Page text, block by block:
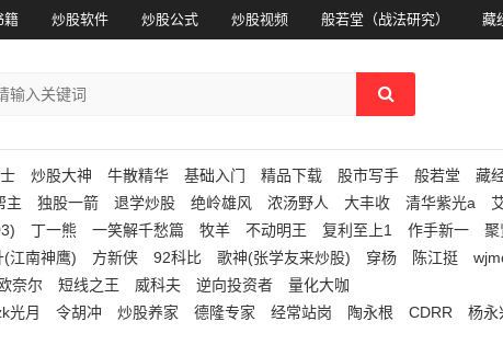
籍 炒股软件 炒股公式 炒股视频 般若堂（战法研究） 藏
炒股大神 牛散精华 基础入门 精品下载 股市写手 般若堂 藏
主 独股一箭 退学炒股 绝岭雄风 浓汤野人 大丰收 清华紫光a
丁一熊 一笑解千愁篇 牧羊 不动明王 复利至上1 作手新一 聚
(江南神鹰) 方新侠 92科比 歌神(张学友来炒股) 穿杨 陈江挺
奈尔 短线之王 威科夫 逆向投资者
量化大咖
光月 令胡冲 炒股养家 德隆专家 经常站岗 陶永根 CDRR 杨永